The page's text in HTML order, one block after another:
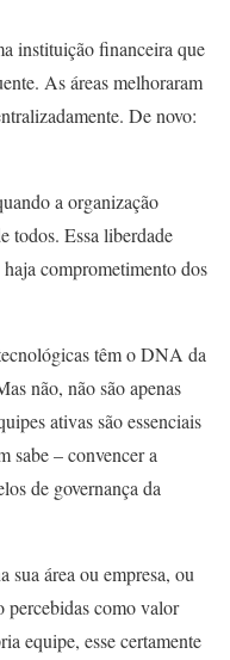
instituição financeira que
As áreas melhoraram
De novo:
a organização
todos. Essa liberdade
comprometimento dos
têm o DNA da
não, não são apenas
ativas são essenciais
sabe – convencer a
de governança da
sua área ou empresa, ou
percebidas como valor
equipe, esse certamente